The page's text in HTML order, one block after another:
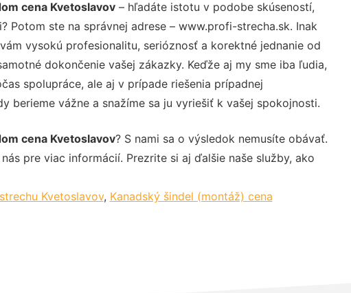
cena Kvetoslavov– hľadáte istotu v podobe skúseností,
Potom ste na správnej adrese – www.profi-strecha.sk. Inak
vysokú profesionalitu, serióznosť a korektné jednanie od
dokončenie vašej zákazky. Keďže aj my sme iba ľudia,
spolupráce, ale aj v prípade riešenia prípadnej
berieme vážne a snažíme sa ju vyriešiť k vašej spokojnosti.
cena Kvetoslavov? S nami sa o výsledok nemusíte obávať.
pre viac informácií. Prezrite si aj ďalšie naše služby, ako
Kvetoslavov, Kanadský šindel (montáž) cena